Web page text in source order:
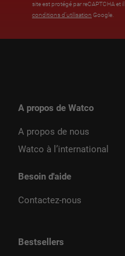
site est protégé par reCAPTCHA et
conditions d’utilisation Google.
A propos de Watco
A propos de nous
Watco à l’international
Besoin d'aide
Contactez-nous
Bestsellers